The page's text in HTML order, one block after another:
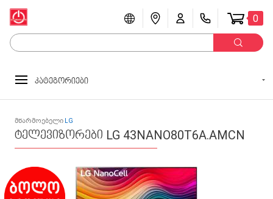
0
კატეგორიები
მწარმოებელი LG
ტელევიზორები LG 43NANO80T6A.AMCN